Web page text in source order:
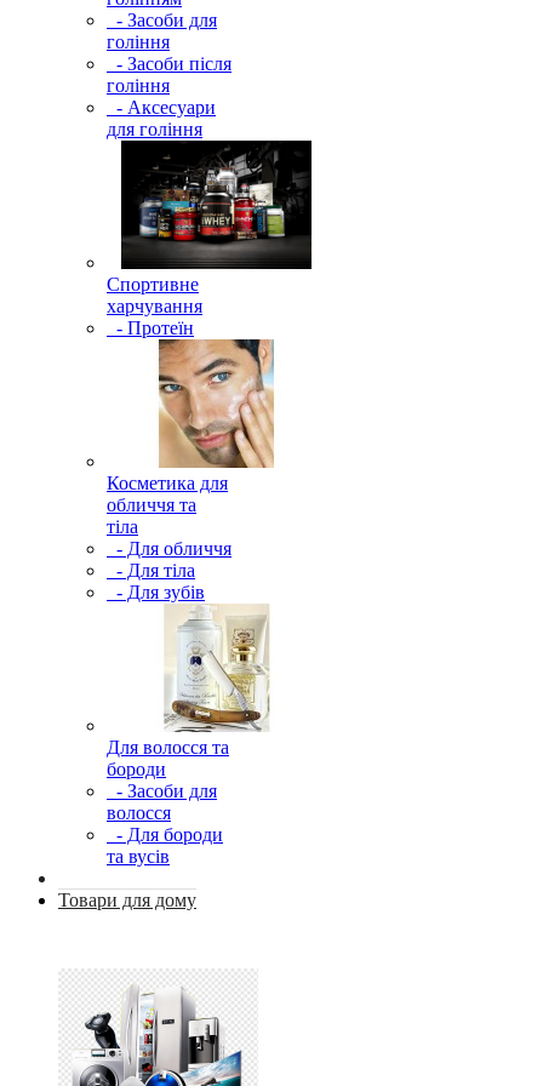
- Засоби для
гоління
- Засоби після
гоління
- Аксесуари
для гоління
Спортивне
харчування
- Протеїн
Косметика для
обличчя та
тіла
- Для обличчя
- Для тіла
- Для зубів
Для волосся та
бороди
- Засоби для
волосся
- Для бороди
та вусів
Товари для дому